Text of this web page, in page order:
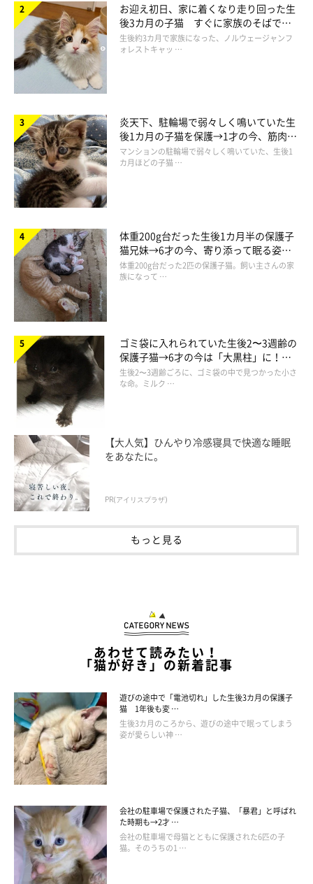
お迎え初日、家に着くなり走り回った生
後3カ月の子猫 すぐに家族のそばで落
ち着く姿に「迎えてよかった」
生後約3カ月で家族になった、ノルウェージャンフ
ォレストキャッ …
炎天下、駐輪場で弱々しく鳴いていた生
後1カ月の子猫を保護→1才の今、筋肉質
でツンデレなコに成長
マンションの駐輪場で弱々しく鳴いていた、生後1
カ月ほどの子猫 …
体重200g台だった生後1カ月半の保護子
猫兄妹→6才の今、寄り添って眠る姿に
ほっこり！
体重200g台だった2匹の保護子猫。飼い主さんの家
族になって …
ゴミ袋に入れられていた生後2〜3週齢の
保護子猫→6才の今は「大黒柱」に！
美しい黒猫に成長した姿にグッとくる
生後2〜3週齢ごろに、ゴミ袋の中で見つかった小さ
な命。ミルク …
【大人気】ひんやり冷感寝具で快適な睡眠
をあなたに。
PR(アイリスプラザ)
もっと見る
あわせて読みたい！
「猫が好き」の新着記事
遊びの途中で「電池切れ」した生後3カ月の保護子
猫 1年後も変 …
生後3カ月のころから、遊びの途中で眠ってしまう
姿が愛らしい神 …
会社の駐車場で保護された子猫、「暴君」と呼ばれ
た時期も→2才 …
会社の駐車場で母猫とともに保護された6匹の子
猫。そのうちの1 …